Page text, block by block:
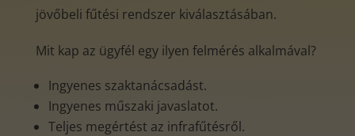
jövőbeli fűtési rendszer kiválasztásában.
Mit kap az ügyfél egy ilyen felmérés alkalmával?
Ingyenes szaktanácsadást.
Ingyenes műszaki javaslatot.
Teljes megértést az infrafűtésről.